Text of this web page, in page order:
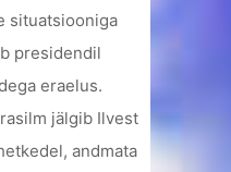
situatsiooniga
presidendil
eraelus.
jälgib Ilvest
andmata